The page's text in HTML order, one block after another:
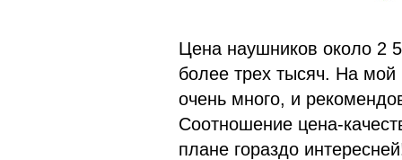
Цена наушников около 2
более трех тысяч. На мой
очень много, и
Соотношение цена-
плане гораздо